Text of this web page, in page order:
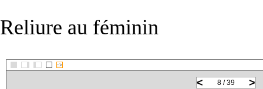
Reliure au féminin
::>
< >
8 / 39